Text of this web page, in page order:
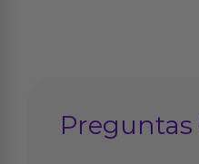
Preguntas